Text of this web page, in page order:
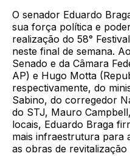
O senador Eduardo
sua força política e
realização do 58°
neste final de semana.
Senado e da Câmara
AP) e Hugo Motta
respectivamente, do
Sabino, do corregedor
do STJ, Mauro
locais, Eduardo Braga
mais infraestrutura para
as obras de